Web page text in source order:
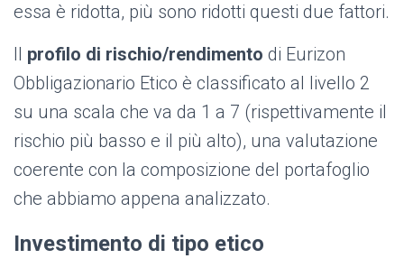
essa è ridotta, più sono ridotti questi due fattori.
Il profilo di rischio/rendimento di Eurizon
Obbligazionario Etico è classificato al livello 2
su una scala che va da 1 a 7 (rispettivamente il
rischio più basso e il più alto), una valutazione
coerente con la composizione del portafoglio
che abbiamo appena analizzato.
Investimento di tipo etico